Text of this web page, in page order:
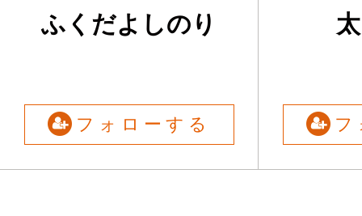
ふくだよしのり
フォローする